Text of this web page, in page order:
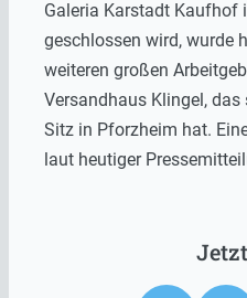
Galeria Karstadt Kaufhof
geschlossen wird, wurde
weiteren großen
Versandhaus Klingel,
Sitz in Pforzheim hat.
laut heutiger